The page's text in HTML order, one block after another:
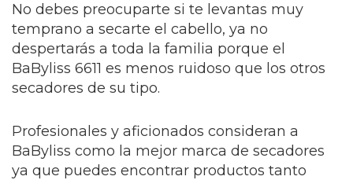
No debes preocuparte si te levantas muy
temprano a secarte el cabello, ya no
despertarás a toda la familia porque el
BaByliss 6611 es menos ruidoso que los otros
secadores de su tipo.
Profesionales y aficionados consideran a
BaByliss como la mejor marca de secadores
ya que puedes encontrar productos tanto